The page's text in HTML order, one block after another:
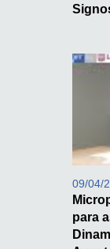
09/04/
para